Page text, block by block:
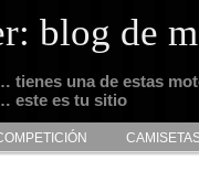
blog de
tienes una de estas
este es tu sitio